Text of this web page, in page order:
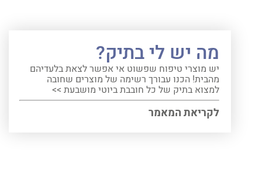
מה יש לי בתיק?
יש מוצרי טיפוח שפשוט אי אפשר לצאת בלעדיהם
מהבית! הכנו עבורך רשימה של מוצרים שחובה
למצוא בתיק של כל חובבת ביוטי מושבעת >>
לקריאת המאמר